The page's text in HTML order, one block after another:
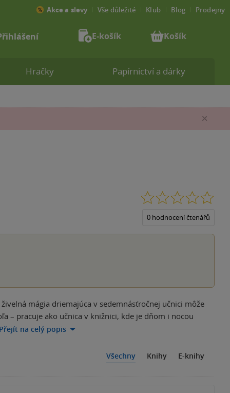
0 hodnocení čtenářů
mágia driemajúca v sedemnásťročnej učnici môže
– pracuje ako učnica v knižnici, kde je dňom i nocou
Přejít na celý popis
Všechny Knihy E-knihy
Hračky Papírnictví a dárky
Akce a slevy Vše důležité Klub Blog Prodejny
E-košík Košík